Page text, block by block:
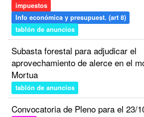
impuestos
Info económica y presupuest. (art 8)
tablón de anuncios
Subasta forestal para adjudicar el
aprovechamiento de alerce en el
Mortua
tablón de anuncios
Convocatoria de Pleno para el 23/